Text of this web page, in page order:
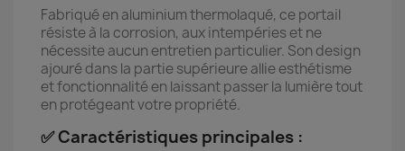
Fabriqué en aluminium thermolaqué, ce portail
résiste à la corrosion, aux intempéries et ne
nécessite aucun entretien particulier. Son design
ajouré dans la partie supérieure allie esthétisme
et fonctionnalité en laissant passer la lumière tout
en protégeant votre propriété.
✅ Caractéristiques principales :